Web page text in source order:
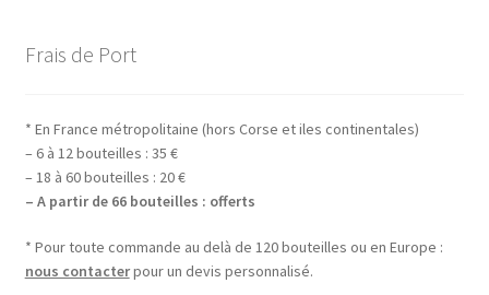
Frais de Port
* En France métropolitaine (hors Corse et iles continentales)
– 6 à 12 bouteilles : 35 €
– 18 à 60 bouteilles : 20 €
– A partir de 66 bouteilles : offerts
* Pour toute commande au delà de 120 bouteilles ou en Europe :
nous contacterpour un devis personnalisé.